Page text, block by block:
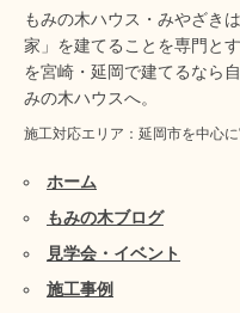
もみの木ハウス・みやざき
家」を建てることを専門と
を宮崎・延岡で建てるなら
みの木ハウスへ。
施工対応エリア：延岡市を中心
ホーム
もみの木ブログ
見学会・イベント
施工事例